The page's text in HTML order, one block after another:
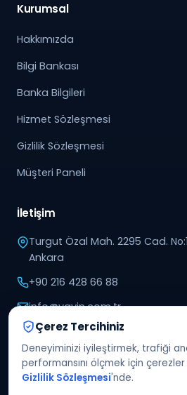
Kurumsal
Hakkımızda
Bilgi Bankası
Banka Bilgileri
Hizmet Sözleşmesi
Gizlilik Sözleşmesi
Müşteri Paneli
İletişim
Turgut Özal Mah. 2295 Cad.
Ankara
+90 216 428 66 88
info@yayin.com.tr
7/24 telefon desteği
Çerez Tercihiniz
Deneyiminizi iyileştirmek, trafiği
performansını ölçmek için çerezler
Gizlilik Sözleşmesi'nde.